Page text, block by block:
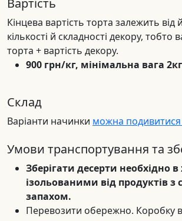
Вартість
Кінцева вартість торта залежить від
кількості й складності декору, тобто
торта + вартість декору.
900 грн/кг, мінімальна вага 2кг
Склад
Варіанти начинки можна
Умови транспортування та
Зберігати десерти необхідно
ізольованими від продуктів
запахом.
Перевозити обережно. Коробку